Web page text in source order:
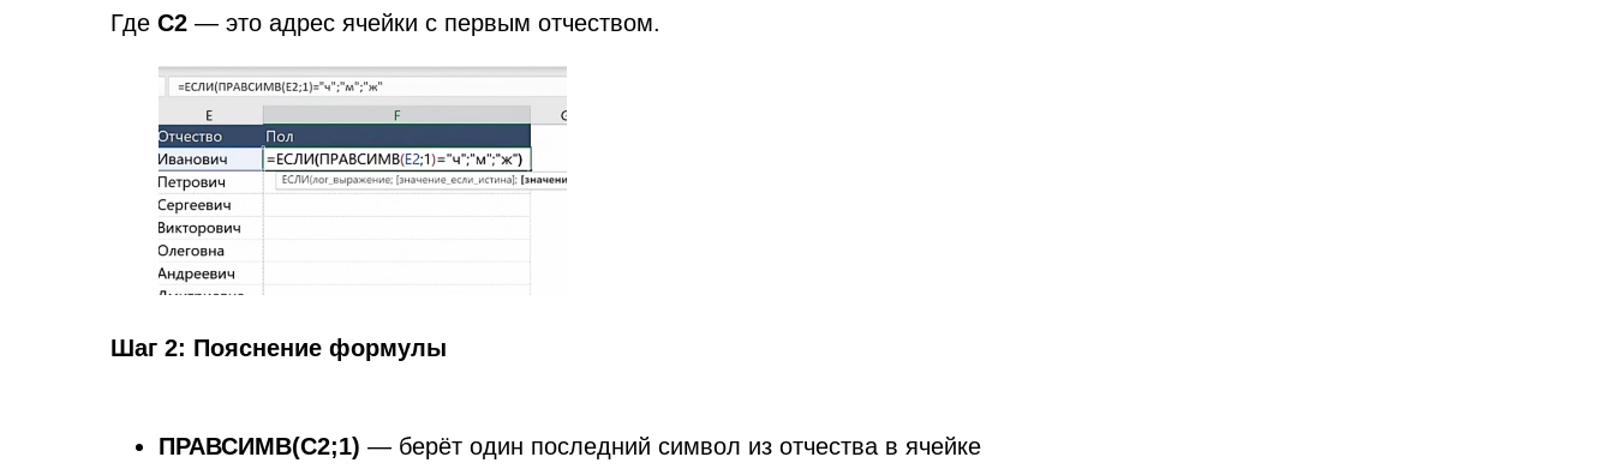
Где C2 — это адрес ячейки с первым отчеством.
Шаг 2: Пояснение формулы
ПРАВСИМВ(C2;1) — берёт один последний символ из отчества в ячейке